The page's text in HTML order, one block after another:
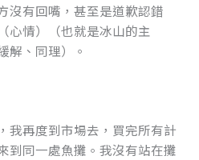
沒有回嘴，甚至是道歉認錯
心情）（也就是冰山的主
解、同理）。
我再度到市場去，買完所有計
到同一處魚攤。我沒有站在攤